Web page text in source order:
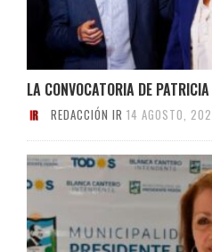
LA CONVOCATORIA DE
REDACCIÓN IR 14 AGOSTO,